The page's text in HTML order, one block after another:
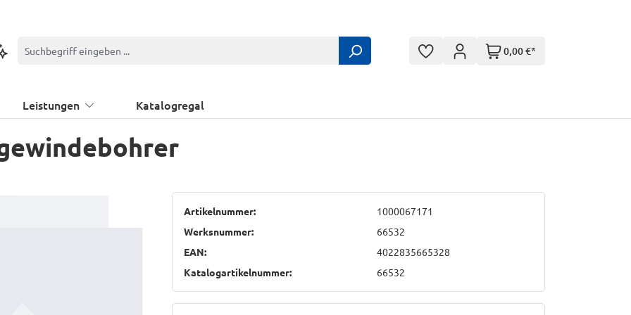
Suche 0,00 €*
Leistungen Katalogregal
Artikelnummer:
1000067171
Werksnummer:
66532
EAN:
4022835665328
Katalogartikelnummer:
66532